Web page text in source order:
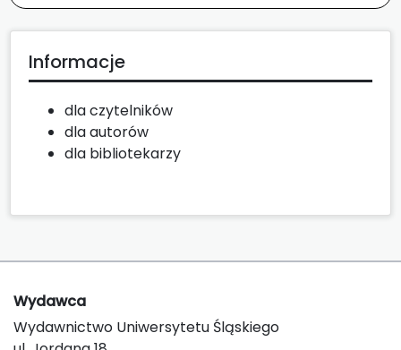
Informacje
dla czytelników
dla autorów
dla bibliotekarzy
Wydawca
Wydawnictwo Uniwersytetu Śląskiego